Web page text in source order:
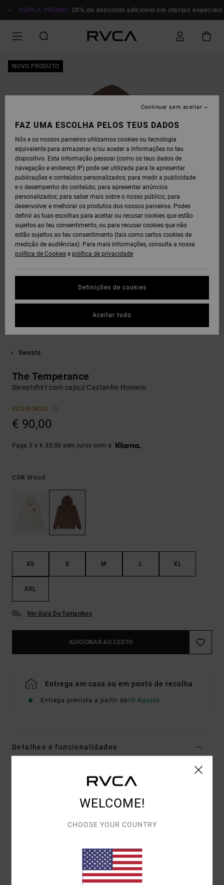
PARA
DUPLA PROMO 10% de desconto adicional em ofertas especiais
NOVO PRODUTO
Sweats
The Temperance
Sweatshirt com capuz Castanho Homem
ECO-BONUS
€ 90,00
Paga 3 x € 30,00 sem juros com a
COR Wood
XS S M L XL
XXL
Ver Guia De Tamanhos
ADICIONAR AO CESTO
Entrega em casa ou em ponto de recolha
Entrega prevista a partir de10 Agosto
Detalhes e funcionalidades
Código de Cor
estampado frontal bordada
Mistura de arte estampada e bordada atrás
WELCOME!
CHOOSE YOUR COUNTRY
FAZ UMA ESCOLHA PELOS TEUS DADOS
Nós e os nossos parceiros utilizamos cookies ou tecnologia
equivalente para armazenar e/ou aceder a informações no teu
dispositivo. Esta informação pessoal (como os teus dados de
navegação e endereço IP) pode ser utilizada para te apresentar
publicações e conteúdos personalizados; para medir a publicidade
e o desempenho do conteúdo; para apresentar anúncios
personalizados; para saber mais sobre o nosso público; para
desenvolver e melhorar os produtos dos nossos parceiros. Podes
definir as tuas escolhas para aceitar ou recusar cookies que estão
sujeitos ao teu consentimento, ou para recusar cookies que não
estão sujeitos ao teu consentimento (tais como certos cookies de
medição de audiências). Para mais informações, consulta a nossa
política de Cookies e política de privacidade
Definições de cookies
Continuar sem aceitar
Aceitar tudo